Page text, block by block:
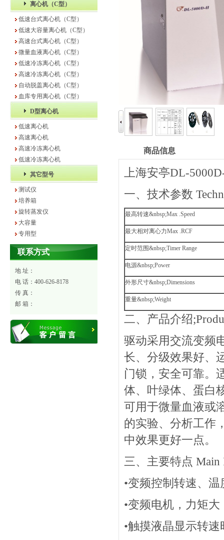
离心机（C型）
低速台式离心机（C型）
低速大容量离心机（C型）
高速台式离心机（C型）
微量血液离心机（C型）
低速冷冻离心机（C型）
高速冷冻离心机（C型）
自动脱盖离心机（C型）
血库专用离心机（C型）
D型离心机
低速离心机
高速离心机
高速冷冻离心机
低速冷冻离心机
其它型号
测试仪
培养箱
旋转蒸发仪
大容量
专用型
联系方式
地 址：
电 话：400-626-8178
传 真：
邮 箱：
商品信息
上海安亭DL-
一、技术参数
最高转速&nbsp;Max .Speed
最大相对离心力Max .RCF
定时范围&nbsp;Timer Range
电源&nbsp;Power
外形尺寸&nbsp;Dimensions
重量&nbsp;Weight
二、产品介绍
驱动采用交流变频
长、分级效果好、
门锁，安全可靠。
体、叶绿体、蛋白
可用于微量血液或
的实验、分析工作
中效果更好一点。
三、主要特点 Main
•变频控制转速、
•变频电机，力矩
•触摸液晶显示转